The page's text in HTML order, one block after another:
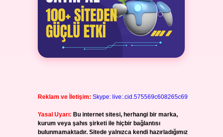
Reklam ve İletişim: Skype: live:.cid.575569c608265c69
Yasal Uyarı: Bu internet sitesi, herhangi bir marka,
kurum veya şahıs şirketi ile hiçbir bağlantısı
bulunmamaktadır. Sitede yalnızca kendi hazırladığımız